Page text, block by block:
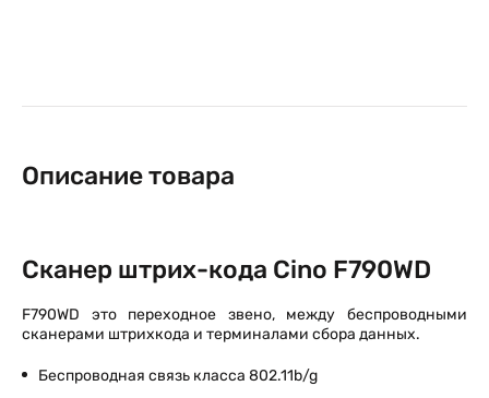
Описание товара
Сканер штрих-кода Cino F790WD
F790WD это переходное звено, между беспроводными
сканерами штрихкода и терминалами сбора данных.
Беспроводная связь класса 802.11b/g